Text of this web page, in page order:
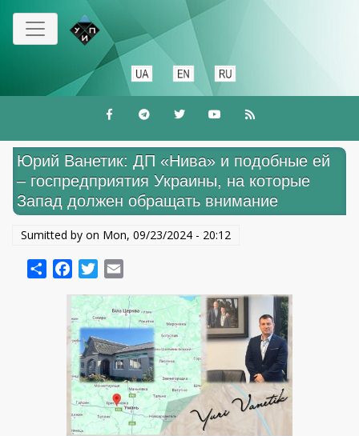
Skip
main
Юрий Ванетик: ДП «Нива» и подобные ей
– госпредприятия Украины, на которые
Запад должен обращать внимание
Sumitted by on Mon, 09/23/2024 - 20:12
ShareFacebookTwitter